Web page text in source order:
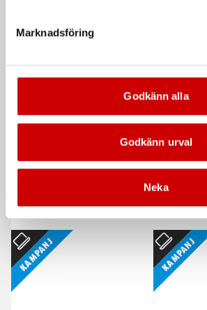
Marknadsföring
Godkänn alla
Godkänn urval
Neka
De som köpte, köpte även
Kampanj
Kampanj Kampanj